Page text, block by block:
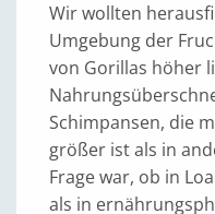
Wir wollten
Umgebung der
von Gorillas höher
Schimpansen, die
größer ist als in
Frage war, ob in
als in